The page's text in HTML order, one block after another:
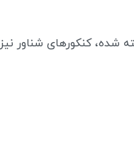
شده، کنکورهای شناور نیز